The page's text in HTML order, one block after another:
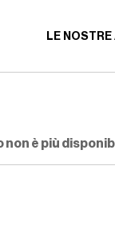
LE NOSTRE
è più